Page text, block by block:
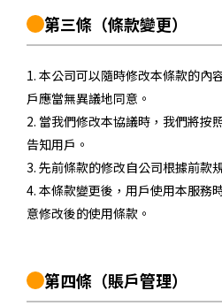
第三條 （條款變更）
1. 本公司可以隨時修改本條款的內
戶應當無異議地同意。
2. 當我們修改本協議時，我們將按
告知用戶。
3. 先前條款的修改自公司根據前款
4. 本條款變更後，用戶使用本服務
意修改後的使用條款。
第四條 （賬戶管理）